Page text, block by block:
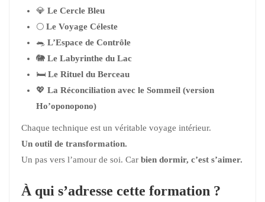
💎 Le Cercle Bleu
🌕 Le Voyage Céleste
🐀 L’Espace de Contrôle
🐘 Le Labyrinthe du Lac
🛏️ Le Rituel du Berceau
💖 La Réconciliation avec le Sommeil (version
Ho’oponopono)
Chaque technique est un véritable voyage intérieur.
Un outil de transformation.
Un pas vers l’amour de soi. Car bien dormir, c’est s’aimer.
À qui s’adresse cette formation ?